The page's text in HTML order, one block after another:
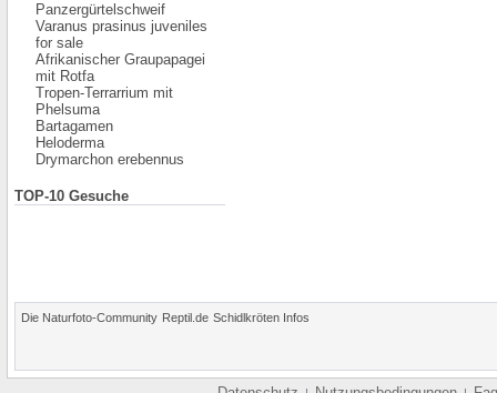
Panzergürtelschweif
Varanus prasinus juveniles
for sale
Afrikanischer Graupapagei
mit Rotfa
Tropen-Terrarrium mit
Phelsuma
Bartagamen
Heloderma
Drymarchon erebennus
TOP-10 Gesuche
Die Naturfoto-Community Reptil.de Schidlkröten Infos